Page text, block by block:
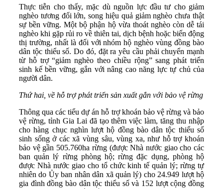
Thực tiễn cho thấy, mặc dù nguồn lực đầu tư cho giảm
nghèo tương đối lớn, song hiệu quả giảm nghèo chưa thật
sự bền vững. Một bộ phận hộ vừa thoát nghèo còn dễ tái
nghèo khi gặp rủi ro về thiên tai, dịch bệnh hoặc biến động
thị trường, nhất là đối với nhóm hộ nghèo vùng đồng bào
dân tộc thiểu số. Do đó, đặt ra yêu cầu phải chuyển mạnh
từ hỗ trợ “giảm nghèo theo chiều rộng” sang phát triển
sinh kế bền vững, gắn với nâng cao năng lực tự chủ của
người dân.
Thứ hai, về hỗ trợ phát triển sản xuất gắn với bảo vệ rừng
Thông qua các tiểu dự án hỗ trợ khoán bảo vệ rừng và bảo
vệ rừng, tỉnh Gia Lai đã tạo thêm việc làm, tăng thu nhập
cho hàng chục nghìn lượt hộ đồng bào dân tộc thiểu số
sinh sống ở các xã vùng sâu, vùng xa, như hỗ trợ khoán
bảo vệ gần 505.760ha rừng (được Nhà nước giao cho các
ban quản lý rừng phòng hộ; rừng đặc dụng, phòng hộ
được Nhà nước giao cho tổ chức kinh tế quản lý; rừng tự
nhiên do Ủy ban nhân dân xã quản lý) cho 24.949 lượt hộ
gia đình đồng bào dân tộc thiểu số và 152 lượt cộng đồng